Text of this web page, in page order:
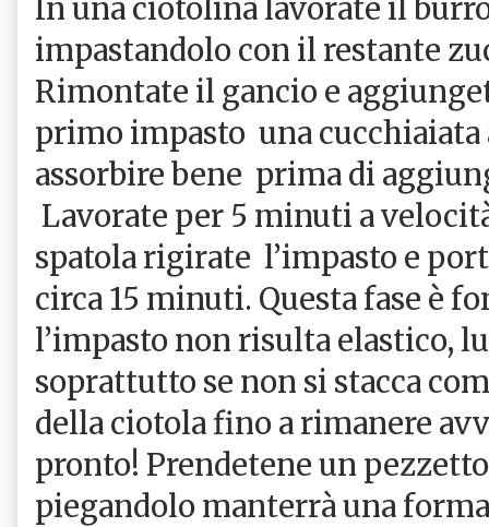
In una ciotolina lavorate il
impastandolo con il restante
Rimontate il gancio e
primo impasto una
assorbire bene prima di
Lavorate per 5 minuti a
spatola rigirate l’impasto e
circa 15 minuti. Questa fase è
l’impasto non risulta elastico,
soprattutto se non si stacca
della ciotola fino a rimanere
pronto! Prendetene un
piegandolo manterrà una